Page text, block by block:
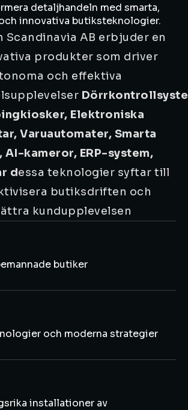
detaljhandeln med smarta,
innovativa butiksteknologier.
Scandinavia AB erbjuder en
produkter som driver
och effektiva
Elektroniska
Varuautomater, Smarta
AI-kameror, ERP-system,
dessa teknologier syftar till
butiksdriften och
kundupplevelsen
butiker
och moderna strategier
installationer av